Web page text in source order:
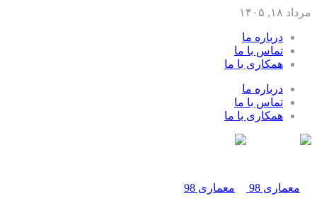
مرداد ۱۸, ۱۴۰۵
درباره ما
تماس با ما
همکاری با ما
درباره ما
تماس با ما
همکاری با ما